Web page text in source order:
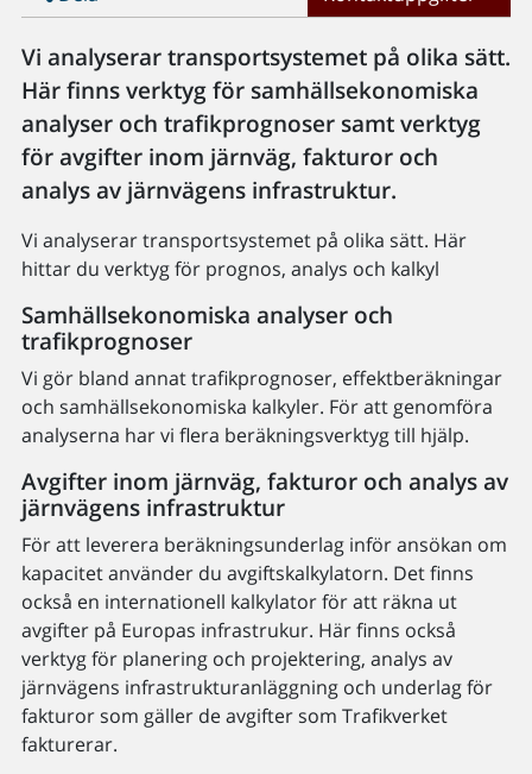
Vi analyserar transportsystemet på olika sätt.
Här finns verktyg för samhällsekonomiska
analyser och trafikprognoser samt verktyg
för avgifter inom järnväg, fakturor och
analys av järnvägens infrastruktur.
Vi analyserar transportsystemet på olika sätt. Här
hittar du verktyg för prognos, analys och kalkyl
Samhällsekonomiska analyser och
trafikprognoser
Vi gör bland annat trafikprognoser, effektberäkningar
och samhällsekonomiska kalkyler. För att genomföra
analyserna har vi flera beräkningsverktyg till hjälp.
Avgifter inom järnväg, fakturor och analys av
järnvägens infrastruktur
För att leverera beräkningsunderlag inför ansökan om
kapacitet använder du avgiftskalkylatorn. Det finns
också en internationell kalkylator för att räkna ut
avgifter på Europas infrastrukur. Här finns också
verktyg för planering och projektering, analys av
järnvägens infrastrukturanläggning och underlag för
fakturor som gäller de avgifter som Trafikverket
fakturerar.